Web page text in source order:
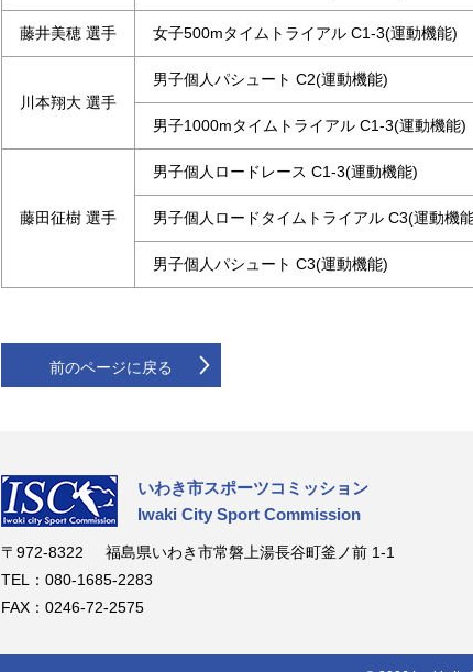
藤井美穂 選手 女子500mタイムトライアル C1-3(運動機能)
川本翔大 選手
男子個人パシュート C2(運動機能)
男子1000mタイムトライアル C1-3(運動機能)
藤田征樹 選手
男子個人ロードレース C1-3(運動機能)
男子個人ロードタイムトライアル C3(運動機
男子個人パシュート C3(運動機能)
前のページに戻る
いわき市スポーツコミッション
Iwaki City Sport Commission
〒972-8322
福島県いわき市常磐上湯長谷町釜ノ前 1-1
TEL：080-1685-2283
FAX：0246-72-2575